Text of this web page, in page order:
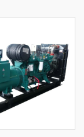
kva senyap